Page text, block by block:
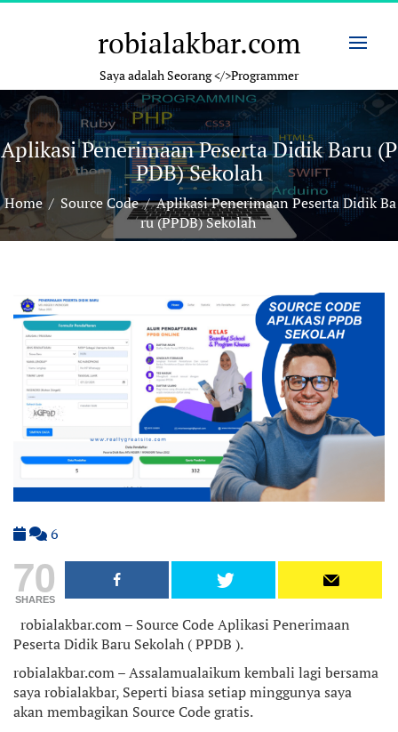
Skip
robialakbar.com
Saya adalah Seorang </>Programmer
Aplikasi Penerimaan Peserta Didik Baru (P
PDB) Sekolah
Home / Source Code/Aplikasi Penerimaan Peserta Didik Ba
ru (PPDB) Sekolah
6
70
SHARES
robialakbar.com – Source Code Aplikasi Penerimaan
Peserta Didik Baru Sekolah ( PPDB ).
robialakbar.com – Assalamualaikum kembali lagi bersama
saya robialakbar, Seperti biasa setiap minggunya saya
akan membagikan Source Code gratis.